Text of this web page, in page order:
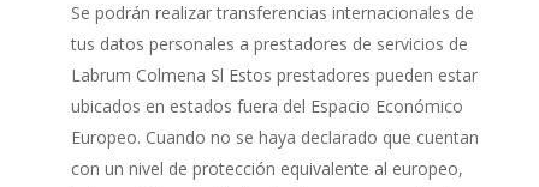
Se podrán realizar transferencias internacionales de
tus datos personales a prestadores de servicios de
Labrum Colmena Sl Estos prestadores pueden estar
ubicados en estados fuera del Espacio Económico
Europeo. Cuando no se haya declarado que cuentan
con un nivel de protección equivalente al europeo,